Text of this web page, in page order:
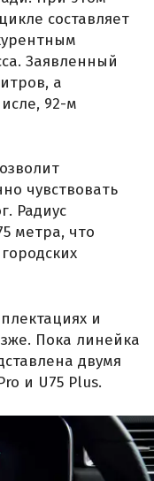
составляет
Заявленный
а
92-м
чувствовать
Радиус
метра, что
и
Пока линейка
двумя
и U75 Plus.